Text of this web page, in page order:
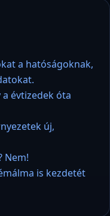
a hatóságoknak,
évtizedek óta
új,
Nem!
is kezdetét